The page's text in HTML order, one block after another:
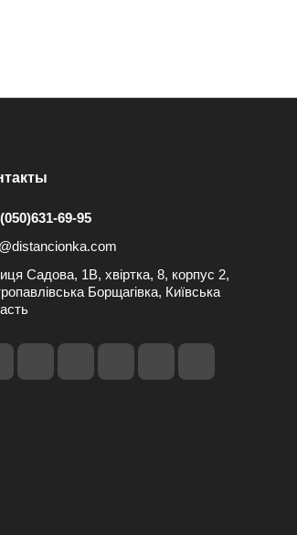
69-95
Садова, 1В, хвіртка, 8, корпус 2,
Борщагівка, Київська